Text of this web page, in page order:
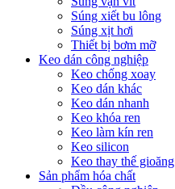
Súng xiết bu lông
Súng xịt hơi
Thiết bị bơm mỡ
Keo dán công nghiệp
Keo chống xoay
Keo dán khác
Keo dán nhanh
Keo khóa ren
Keo làm kín ren
Keo silicon
Keo thay thế gioăng
Sản phẩm hóa chất